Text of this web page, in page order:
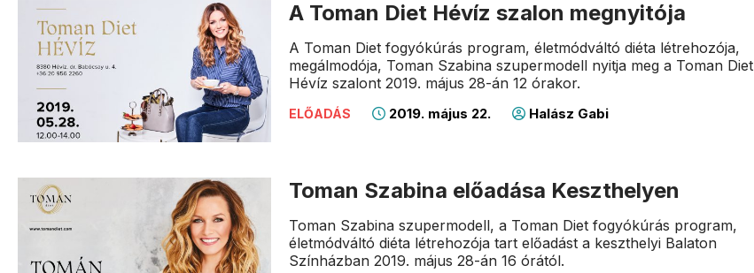
A Toman Diet Hévíz szalon megnyitója
A Toman Diet fogyókúrás program, életmódváltó diéta létrehozója,
megálmodója, Toman Szabina szupermodell nyitja meg a Toman Diet
Hévíz szalont 2019. május 28-án 12 órakor.
ELŐADÁS 2019. május 22. Halász Gabi
Toman Szabina előadása Keszthelyen
Toman Szabina szupermodell, a Toman Diet fogyókúrás program,
életmódváltó diéta létrehozója tart előadást a keszthelyi Balaton
Színházban 2019. május 28-án 16 órától.